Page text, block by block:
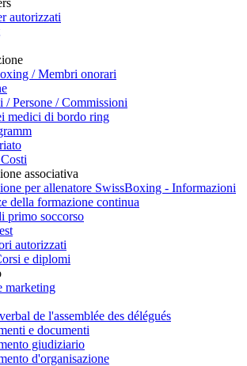
autorizzati
/ Membri onorari
/ Persone / Commissioni
medici di bordo ring
associativa
per allenatore SwissBoxing - Informazioni
della formazione continua
primo soccorso
autorizzati
e diplomi
marketing
de l'assemblée des délégués
e documenti
giudiziario
d'organisazione